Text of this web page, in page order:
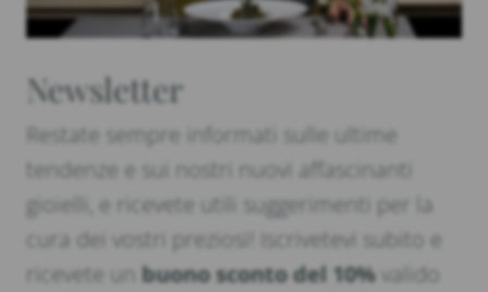
Newsletter
Restate sempre informati sulle ultime
tendenze e sui nostri nuovi affascinanti
gioielli, e ricevete utili suggerimenti per la
cura dei vostri preziosi! Iscrivetevi subito e
ricevete un buono sconto del 10%valido